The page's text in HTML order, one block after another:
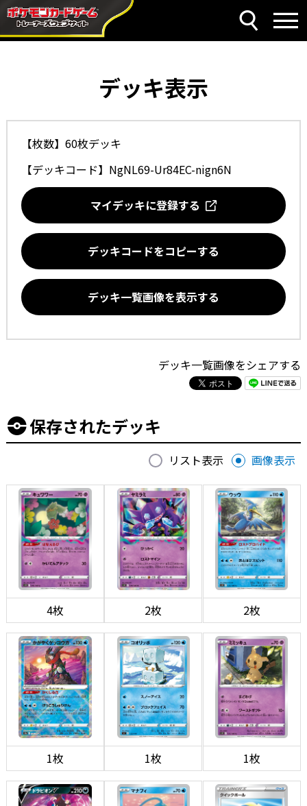
デッキ表示
【枚数】60枚デッキ
【デッキコード】 NgNL69-Ur84EC-nign6N
マイデッキに登録する
デッキコードをコピーする
デッキ一覧画像を表示する
デッキ一覧画像をシェアする
保存されたデッキ
リスト表示 画像表示
4枚 2枚 2枚
1枚 1枚 1枚